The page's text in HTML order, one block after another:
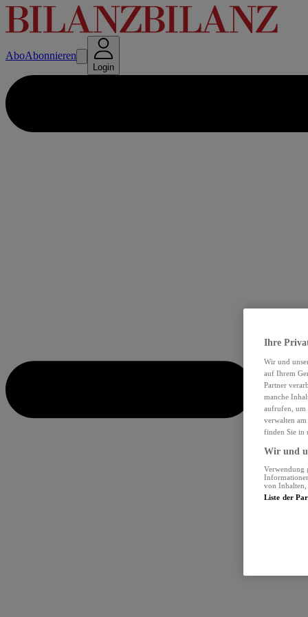
AboAbonnieren
Login
Ihre
Wir und
auf Ihrem
Partner
manche
aufrufen, um
verwalten
finden Sie in
Wir und
Verwendung
von Inhalten,
Liste der